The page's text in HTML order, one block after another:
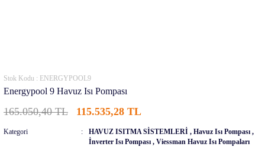
Stok Kodu : ENERGYPOOL9
Energypool 9 Havuz Isı Pompası
165.050,40 TL 115.535,28 TL
Kategori HAVUZ ISITMA SİSTEMLERİ , Havuz Isı Pompası ,
İnverter Isı Pompası , Viessman Havuz Isı Pompaları